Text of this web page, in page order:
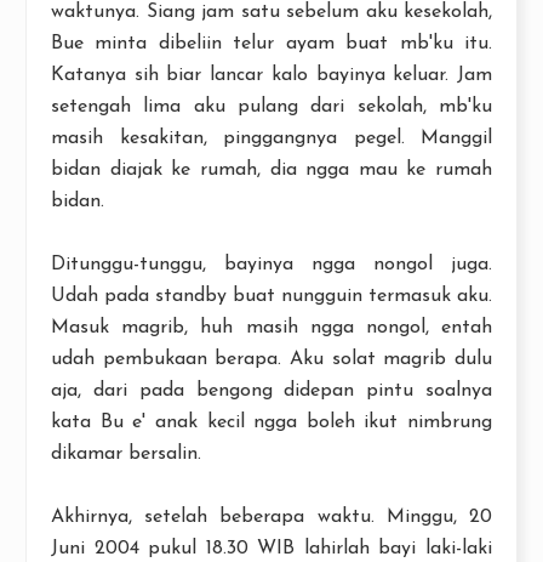
waktunya. Siang jam satu sebelum aku kesekolah,
Bue minta dibeliin telur ayam buat mb'ku itu.
Katanya sih biar lancar kalo bayinya keluar. Jam
setengah lima aku pulang dari sekolah, mb'ku
masih kesakitan, pinggangnya pegel. Manggil
bidan diajak ke rumah, dia ngga mau ke rumah
bidan.
Ditunggu-tunggu, bayinya ngga nongol juga.
Udah pada standby buat nungguin termasuk aku.
Masuk magrib, huh masih ngga nongol, entah
udah pembukaan berapa. Aku solat magrib dulu
aja, dari pada bengong didepan pintu soalnya
kata Bu e' anak kecil ngga boleh ikut nimbrung
dikamar bersalin.
Akhirnya, setelah beberapa waktu. Minggu, 20
Juni 2004 pukul 18.30 WIB lahirlah bayi laki-laki